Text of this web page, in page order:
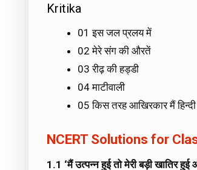
Kritika
01 इस जल प्रलय में
02 मेरे संग की औरतें
03 रीढ़ की हड्डी
04 माटीवाली
05 किस तरह आखिरकार मैं
NCERT Solutions for
1.1 ‘मैं उत्पन्न हुई तो मेरी बड़ी खातिर